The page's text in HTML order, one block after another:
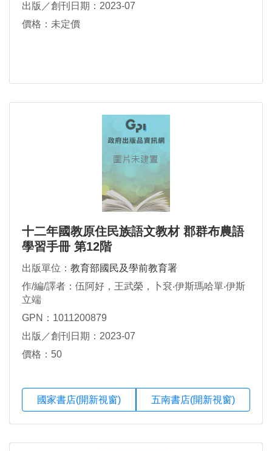
出版／創刊日期：2023-07
價格：未定價
十二年國教原住民族語文教材 郡群布農語
學習手冊 第12階
出版單位： 教育部國民及學前教育署
作/編/譯者：伍阿好，王武榮，卜袞‧伊斯瑪哈單‧伊斯
立端
GPN：1011200879
出版／創刊日期：2023-07
價格：50
國家書店(開新視窗) 五南書店(開新視窗)